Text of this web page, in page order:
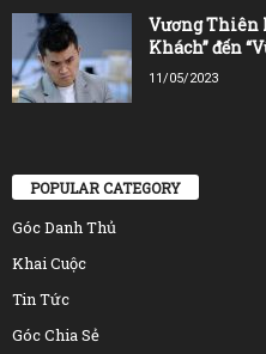
Vương Thiên
Khách” đến
11/05/2023
POPULAR CATEGORY
Góc Danh Thủ
Khai Cuộc
Tin Tức
Góc Chia Sẻ